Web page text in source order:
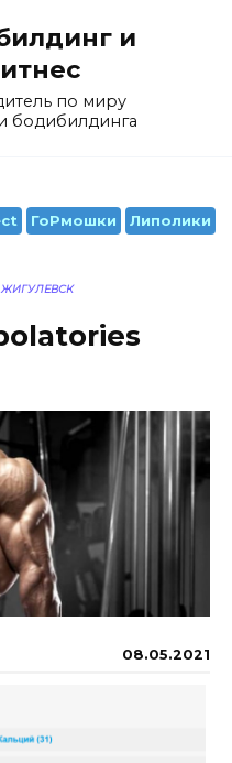
и
по миру
бодибилдинга
ГоРмошки Липолики
ЖИГУЛЕВСК
08.05.2021